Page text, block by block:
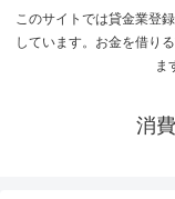
このサイトでは貸金業登
しています。お金を借り
ま
消